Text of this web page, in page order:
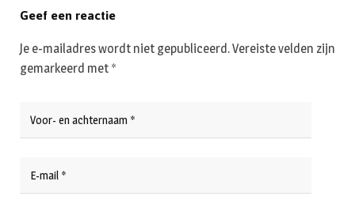
Geef een reactie
Je e-mailadres wordt niet gepubliceerd.Vereiste velden zijn
gemarkeerd met *